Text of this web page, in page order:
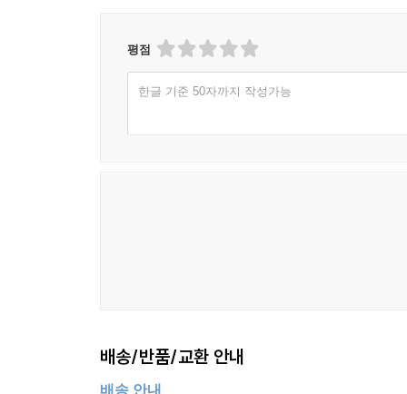
평점
한글 기준 50자까지 작성가능
배송/반품/교환 안내
배송 안내